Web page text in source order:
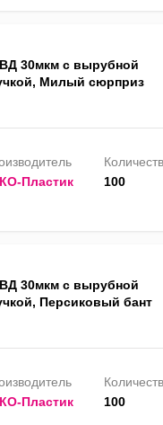
30мкм с вырубной
Милый сюрприз
Пластик
100
30мкм с вырубной
Персиковый бант
Пластик
100